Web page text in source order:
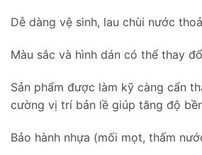
Dễ dàng vệ sinh, lau chùi nước
Màu sắc và hình dán có thể thay
Sản phẩm được làm kỹ càng cẩn
cường vị trí bản lề giúp tăng độ
Bảo hành nhựa (mối mọt, thấm